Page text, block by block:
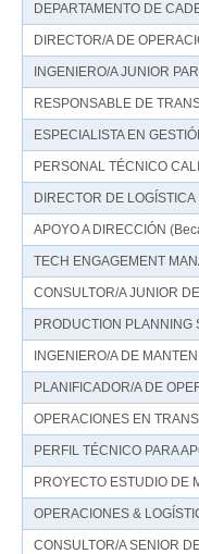
DEPARTAMENTO DE
DIRECTOR/A DE
INGENIERO/A JUNIOR
RESPONSABLE DE
ESPECIALISTA EN
PERSONAL TÉCNICO
DIRECTOR DE
APOYO A DIRECCIÓN
TECH ENGAGEMENT
CONSULTOR/A JUNIOR
PRODUCTION PLANNING
INGENIERO/A DE
PLANIFICADOR/A DE
OPERACIONES EN
PERFIL TÉCNICO PARA
PROYECTO ESTUDIO DE
OPERACIONES &
CONSULTOR/A SENIOR